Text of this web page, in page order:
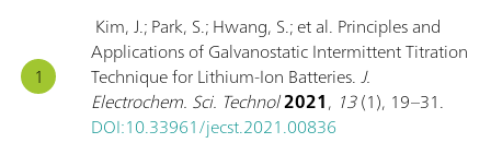
Kim, J.; Park, S.; Hwang, S.; et al. Principles and
Applications of Galvanostatic Intermittent Titration
Technique for Lithium-Ion Batteries.J.
Electrochem. Sci. Technol2021, 13(1), 19–31.
DOI:10.33961/jecst.2021.00836